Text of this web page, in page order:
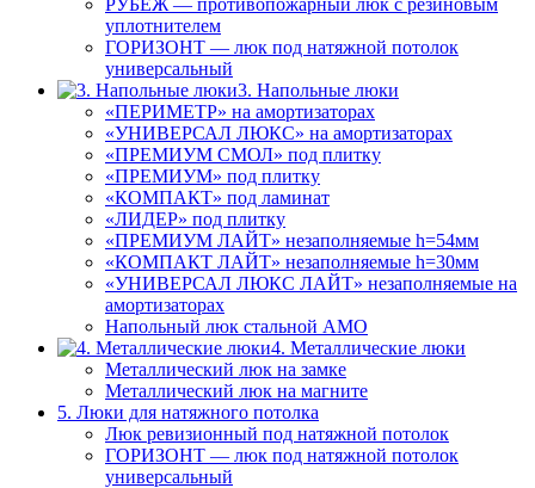
РУБЕЖ — противопожарный люк с резиновым
уплотнителем
ГОРИЗОНТ — люк под натяжной потолок
универсальный
3. Напольные люки
«ПЕРИМЕТР» на амортизаторах
«УНИВЕРСАЛ ЛЮКС» на амортизаторах
«ПРЕМИУМ СМОЛ» под плитку
«ПРЕМИУМ» под плитку
«КОМПАКТ» под ламинат
«ЛИДЕР» под плитку
«ПРЕМИУМ ЛАЙТ» незаполняемые h=54мм
«КОМПАКТ ЛАЙТ» незаполняемые h=30мм
«УНИВЕРСАЛ ЛЮКС ЛАЙТ» незаполняемые на
амортизаторах
Напольный люк стальной АМО
4. Металлические люки
Металлический люк на замке
Металлический люк на магните
5. Люки для натяжного потолка
Люк ревизионный под натяжной потолок
ГОРИЗОНТ — люк под натяжной потолок
универсальный